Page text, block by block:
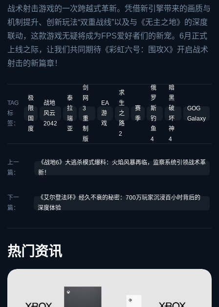
战术射击游戏的一次跨越式革新。凭借新引擎带来的画质与
机制提升、创新玩法“双重战线”以及与《无主之地》的深度
联动，这款游戏无疑将成为FPS爱好者们的新宠。6月正式
上线之际，让我们共同期待《彩虹六号：围攻X》开启战术
射击的新篇章！
TAG
标
签：
极
限
国
度
战地
风云
2042
泰
拉
瑞
亚
剑
网
3
重
制
版
EA
游
戏
求
生
之
路
2
赛
季
俄
罗
斯
钓
鱼
4
暗
黑
破
坏
神
4
GOG
Galaxy
上一
篇：
《战地6》大逃杀模式爆料：火焰风暴再临，监察系统引领战术革
新！
下一
篇：
《艾尔登法环》经久不衰的秘密：700万玩家沉浸百小时背后的
深度体验
热门资讯